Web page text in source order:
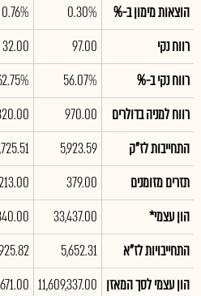
הוצאות מימון ב-%
0.30%
0.76%
רווח נקי
97.00
32.00
רווח נקי ב-%
56.07%
רווח למניה בדולרים
970.00
התחייבות לז"ק
5,923.59
תזרים מזומנים
379.00
הון עצמי*
33,437.00
התחייבויות לז"א
5,652.31
הון עצמי לסך המאזן 11,609,337.00